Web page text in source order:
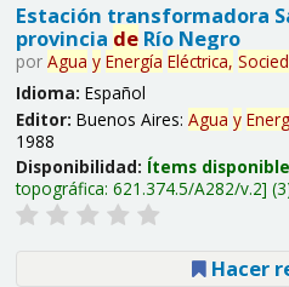
Estación transformadora
provincia deRío Negro
por Agua y Energía Eléctrica,
Idioma: Español
Editor: Buenos Aires: Agua y
1988
Disponibilidad: Ítems
topográfica: 621.374.5/A282/v.2
Hacer